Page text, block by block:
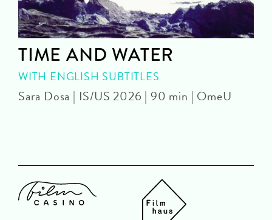
TIME AND WATER
WITH ENGLISH SUBTITLES
Sara Dosa | IS/US 2026 | 90 min | OmeU